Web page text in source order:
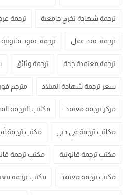
ترجمة شهادة تخرج جامعية ترجمة
ترجمة عقد عمل ترجمة عقود قانونية
ترجمة معتمدة جدة ترجمة وثائق
سعر ترجمة شهادة الميلاد مترجم
مركز ترجمة معتمد مكاتب الترجمة
مكاتب ترجمة في دبي مكتب ترجمة
مكتب ترجمة قانونية مكتب ترجمة
مكتب ترجمة معتمد مكتب ترجمة